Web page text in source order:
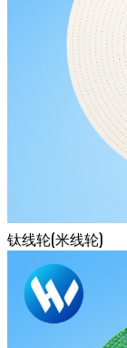
钛线轮(米线轮)